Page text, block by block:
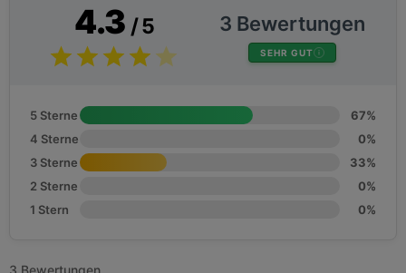
4.3 / 5 3 Bewertungen
SEHR GUT
5 Sterne
67%
4 Sterne
0%
3 Sterne
33%
2 Sterne
0%
1 Stern
0%